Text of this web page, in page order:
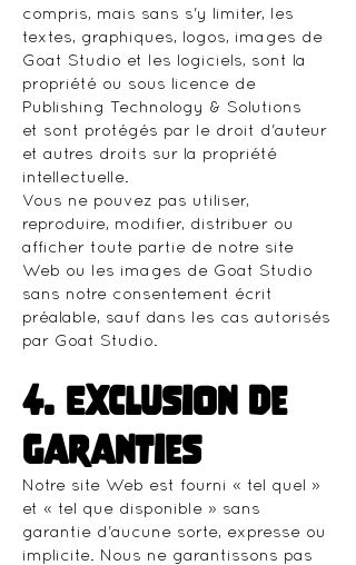
compris, mais sans s'y limiter, les
textes, graphiques, logos, images de
Goat Studio et les logiciels, sont la
propriété ou sous licence de
Publishing Technology & Solutions
et sont protégés par le droit d'auteur
et autres droits sur la propriété
intellectuelle.
Vous ne pouvez pas utiliser,
reproduire, modifier, distribuer ou
afficher toute partie de notre site
Web ou les images de Goat Studio
sans notre consentement écrit
préalable, sauf dans les cas autorisés
par Goat Studio.
4. Exclusion de
garanties
Notre site Web est fourni « tel quel »
et « tel que disponible » sans
garantie d'aucune sorte, expresse ou
implicite. Nous ne garantissons pas